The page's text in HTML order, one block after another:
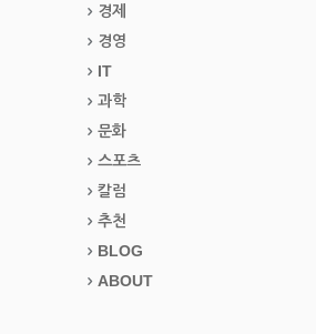
경제
경영
IT
과학
문화
스포츠
칼럼
추천
BLOG
ABOUT